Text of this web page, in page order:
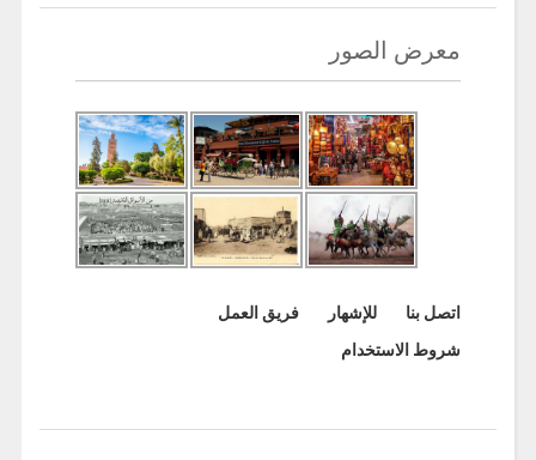
معرض الصور
اتصل بنا للإشهار
فريق العمل
شروط الاستخدام